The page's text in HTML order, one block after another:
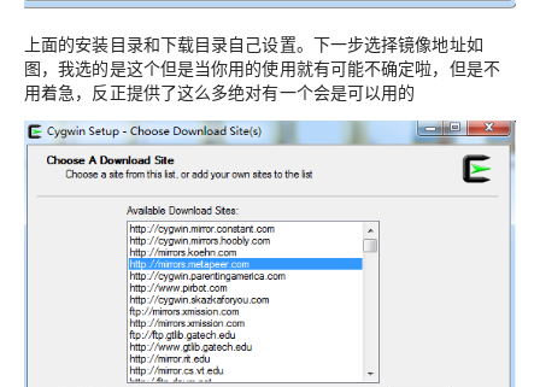
上面的安装目录和下载目录自己设置。下一步选择镜像地址如
图，我选的是这个但是当你用的使用就有可能不确定啦，但是不
用着急，反正提供了这么多绝对有一个会是可以用的